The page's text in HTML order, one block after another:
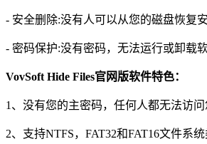
- 安全删除:没有人可以从您的磁盘恢复
- 密码保护:没有密码，无法运行或卸载软
VovSoft Hide Files官网版软件特色：
1、没有您的主密码，任何人都无法访问
2、支持NTFS，FAT32和FAT16文件系